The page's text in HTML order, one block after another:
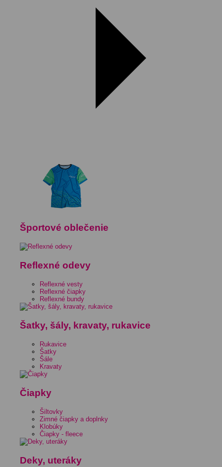
Športové oblečenie
Reflexné odevy
Reflexné vesty
Reflexné čiapky
Reflexné bundy
Šatky, šály, kravaty, rukavice
Rukavice
Šatky
Šále
Kravaty
Čiapky
Šiltovky
Zimné čiapky a doplnky
Klobúky
Čiapky - fleece
Deky, uteráky